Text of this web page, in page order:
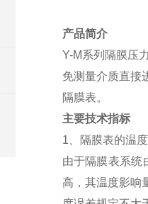
产品简介
Y-M系列隔膜压
免测量介质直接
隔膜表。
主要技术指标
1 、隔膜表的温
由于隔膜表系统
高，其温度影响